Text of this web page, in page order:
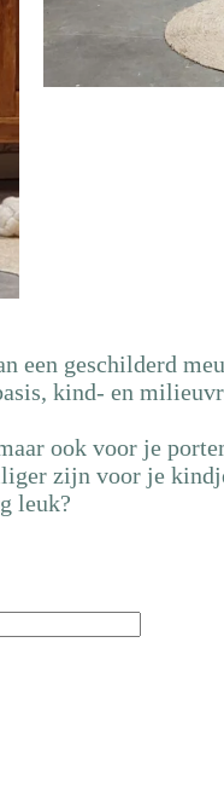
een geschilderd
kind- en
ook voor je
zijn voor je
leuk?